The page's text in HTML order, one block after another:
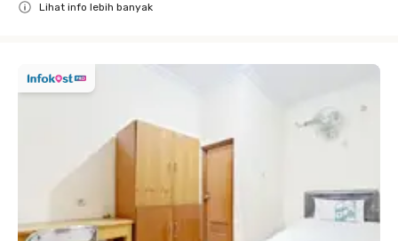
Lihat info lebih banyak